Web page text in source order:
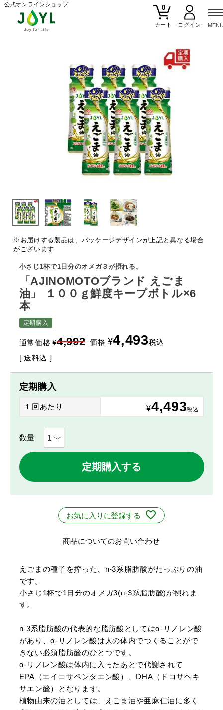
公式オンラインショップ
0
カート
※お届けする製品は、パッケージデザインが上記と異なる場合
がございます
小さじ1杯で1日分のオメガ３が摂れる。
「AJINOMOTOブランド えごま
油」 １００ｇ鮮度キープボトル×6
本
定期購入
通常価格 ¥4,992 価格 ¥4,493税込
送料込
定期購入
１回あたり ¥4,493税込
定期購入する
お気に入りに登録する
商品についてのお問い合わせ
えごまの種子を搾った、n-3系脂肪酸がたっぷりの油
です。
小さじ1杯で1日分のオメガ3(n-3系脂肪酸)が摂れま
す。
n-3系脂肪酸の代表的な脂肪酸としてはα-リノレン酸
があり、α-リノレン酸は人の体内でつくることがで
きない必須脂肪酸のひとつです。
α-リノレン酸は体内に入ったあとで代謝されて
EPA（エイコサペンタエン酸）、DHA（ドコサヘキ
サエン酸）となります。
植物由来の油としては、えごま油や亜麻仁油に多く